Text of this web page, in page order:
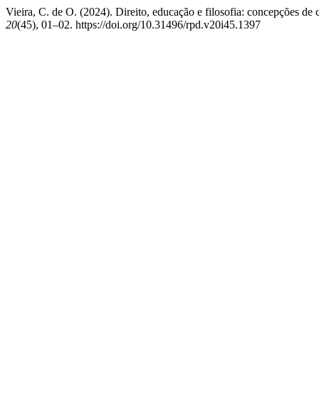
Vieira, C. de O. (2024). Direito, educação e filosofia: concepções de
20(45), 01–02. https://doi.org/10.31496/rpd.v20i45.1397